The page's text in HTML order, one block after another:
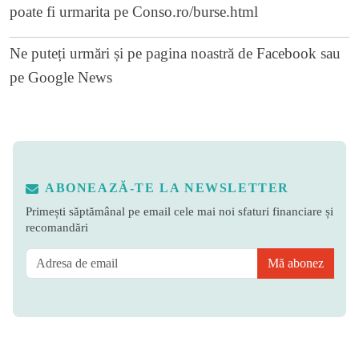
poate fi urmarita pe Conso.ro/burse.html
Ne puteți urmări și pe pagina noastră de Facebook sau
pe Google News
ABONEAZĂ-TE LA NEWSLETTER
Primești săptămânal pe email cele mai noi sfaturi financiare și
recomandări
Mă abonez